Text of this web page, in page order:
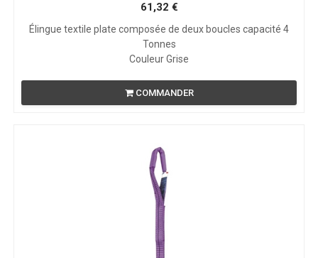
61,32 €
Élingue textile plate composée de deux boucles capacité 4
Tonnes
Couleur Grise
COMMANDER